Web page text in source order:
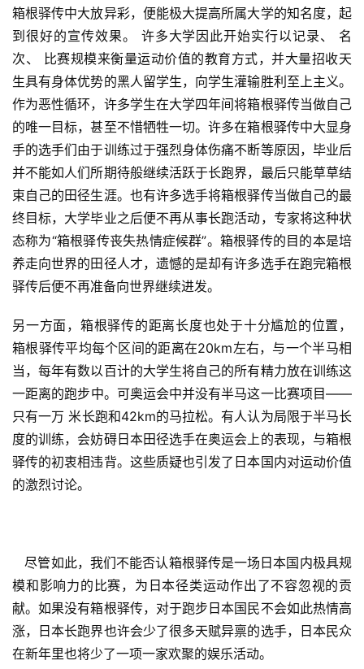
箱根驿传中大放异彩，便能极大提高所属大学的知名度，起
到很好的宣传效果。 许多大学因此开始实行以记录、 名
次、 比赛规模来衡量运动价值的教育方式，并大量招收天
生具有身体优势的黑人留学生，向学生灌输胜利至上主义。
作为恶性循环，许多学生在大学四年间将箱根驿传当做自己
的唯一目标，甚至不惜牺牲一切。许多在箱根驿传中大显身
手的选手们由于训练过于强烈身体伤痛不断等原因，毕业后
并不能如人们所期待般继续活跃于长跑界，最后只能草草结
束自己的田径生涯。也有许多选手将箱根驿传当做自己的最
终目标，大学毕业之后便不再从事长跑活动，专家将这种状
态称为“箱根驿传丧失热情症候群”。箱根驿传的目的本是培
养走向世界的田径人才，遗憾的是却有许多选手在跑完箱根
驿传后便不再准备向世界继续进发。
另一方面，箱根驿传的距离长度也处于十分尴尬的位置，
箱根驿传平均每个区间的距离在20km左右，与一个半马相
当，每年有数以百计的大学生将自己的所有精力放在训练这
一距离的跑步中。可奥运会中并没有半马这一比赛项目——
只有一万 米长跑和42km的马拉松。有人认为局限于半马长
度的训练，会妨碍日本田径选手在奥运会上的表现，与箱根
驿传的初衷相违背。这些质疑也引发了日本国内对运动价值
的激烈讨论。
   尽管如此，我们不能否认箱根驿传是一场日本国内极具
规
模和影响力的比赛，为日本径类运动作出了不容忽视的贡
献。如果没有箱根驿传，对于跑步日本国民不会如此热情高
涨，日本长跑界也许会少了很多天赋异禀的选手，日本民众
在新年里也将少了一项一家欢聚的娱乐活动。